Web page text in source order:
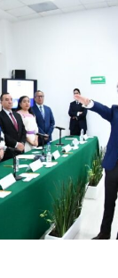
En Principal
Emjay
la
abrir